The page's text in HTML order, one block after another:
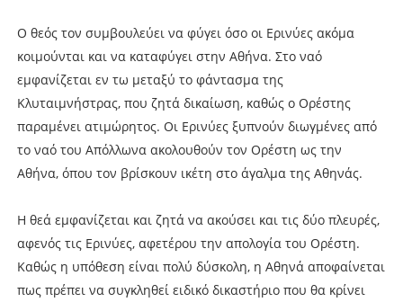
Ο θεός τον συμβουλεύει να φύγει όσο οι Ερινύες ακόμα
κοιμούνται και να καταφύγει στην Αθήνα. Στο ναό
εμφανίζεται εν τω μεταξύ το φάντασμα της
Κλυταιμνήστρας, που ζητά δικαίωση, καθώς ο Ορέστης
παραμένει ατιμώρητος. Οι Ερινύες ξυπνούν διωγμένες από
το ναό του Απόλλωνα ακολουθούν τον Ορέστη ως την
Αθήνα, όπου τον βρίσκουν ικέτη στο άγαλμα της Αθηνάς.
Η θεά εμφανίζεται και ζητά να ακούσει και τις δύο πλευρές,
αφενός τις Ερινύες, αφετέρου την απολογία του Ορέστη.
Καθώς η υπόθεση είναι πολύ δύσκολη, η Αθηνά αποφαίνεται
πως πρέπει να συγκληθεί ειδικό δικαστήριο που θα κρίνει